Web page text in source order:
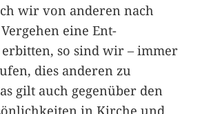
wir von anderen nach
eine Ent-
so sind wir – immer
dies anderen zu
gilt auch gegenüber den
in Kirche und